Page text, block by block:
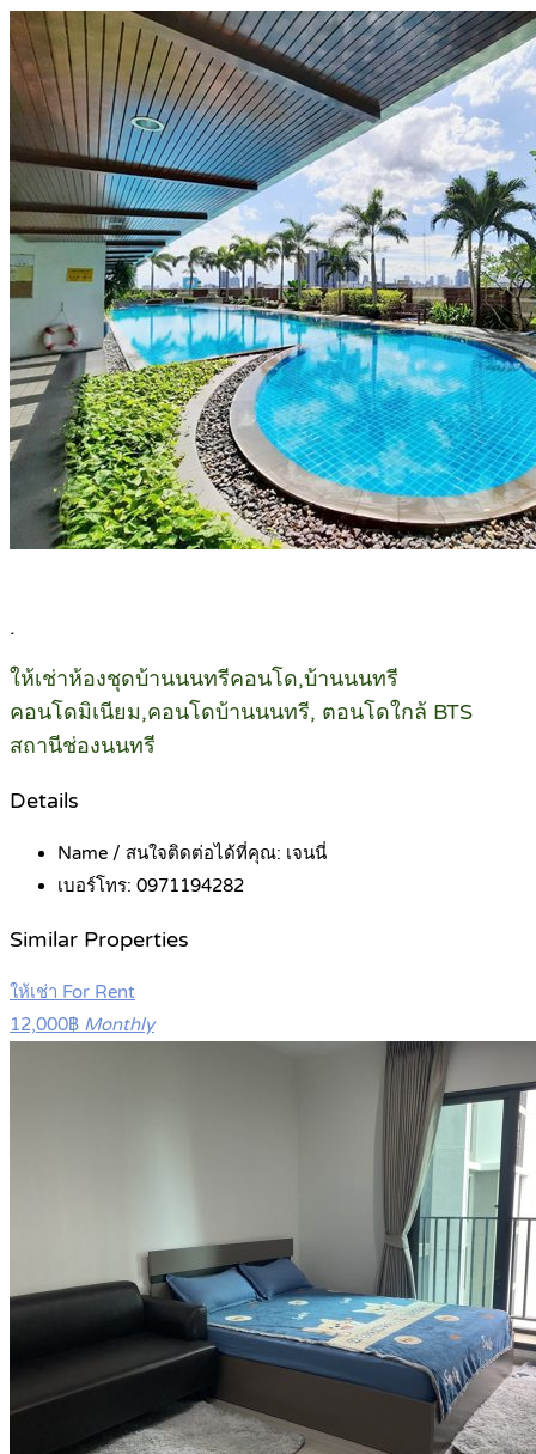
.
ให้เช่าห้องชุดบ้านนนทรีคอนโด,บ้านนนทรี
คอนโดมิเนียม,คอนโดบ้านนนทรี, ตอนโดใกล้ BTS
สถานีช่องนนทรี
Details
Name / สนใจติดต่อได้ที่คุณ: เจนนี่
เบอร์โทร: 0971194282
Similar Properties
ให้เช่า For Rent
12,000฿ Monthly